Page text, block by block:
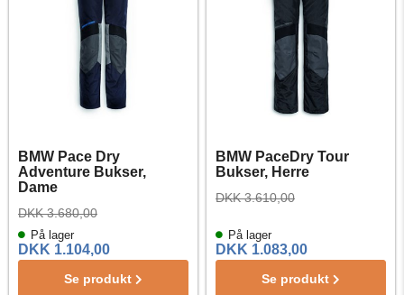
BMW Pace Dry
Adventure Bukser,
Dame
På lager
DKK 3.680,00
DKK 1.104,00
Se produkt
BMW PaceDry Tour
Bukser, Herre
På lager
DKK 3.610,00
DKK 1.083,00
Se produkt